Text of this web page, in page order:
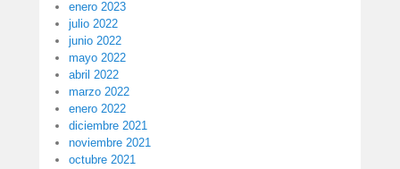
enero 2023
julio 2022
junio 2022
mayo 2022
abril 2022
marzo 2022
enero 2022
diciembre 2021
noviembre 2021
octubre 2021